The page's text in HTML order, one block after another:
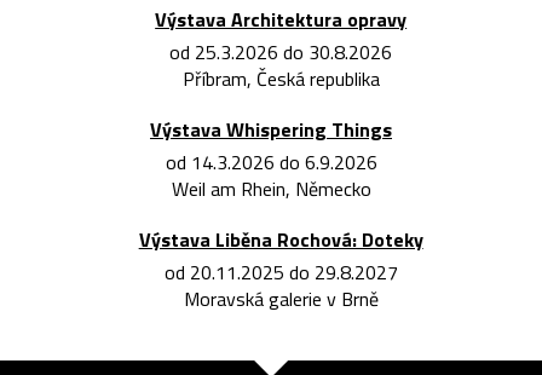
Výstava Architektura opravy
od 25.3.2026 do 30.8.2026
Příbram, Česká republika
Výstava Whispering Things
od 14.3.2026 do 6.9.2026
Weil am Rhein, Německo
Výstava Liběna Rochová: Doteky
od 20.11.2025 do 29.8.2027
Moravská galerie v Brně